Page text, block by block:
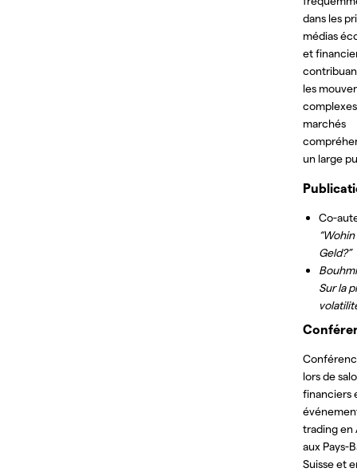
dans les
médias
et
les
marchés
un large
Co-
Geld?”
Sur la
lors de
financiers
trading en
aux Pays-
Suisse et